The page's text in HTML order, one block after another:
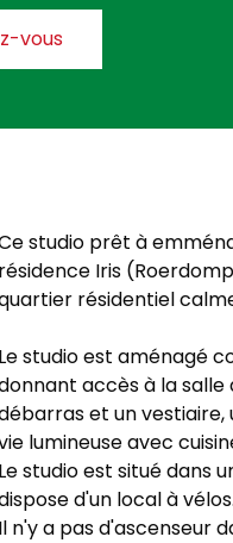
vous
studio prêt à
résidence Iris
résidentiel
Le studio est aménagé
accès à la salle
et un
lumineuse avec
Le studio est situé dans
d'un local à vélos.
Il n'y a pas d'ascenseur